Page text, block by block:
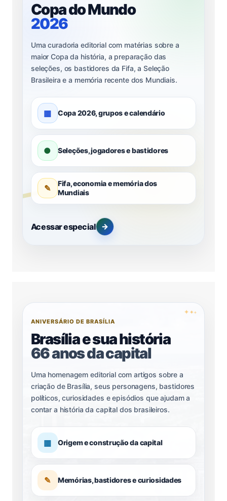
Copa do Mundo
2026
Uma curadoria editorial com matérias sobre a
maior Copa da história, a preparação das
seleções, os bastidores da Fifa, a Seleção
Brasileira e a memória recente dos Mundiais.
▦ Copa 2026, grupos e calendário
● Seleções, jogadores e bastidores
✎
Fifa, economia e memória dos
Mundiais
Acessar especial →
✦ ✦✦
ANIVERSÁRIO DE BRASÍLIA
Brasília e sua história
66 anos da capital
Uma homenagem editorial com artigos sobre a
criação de Brasília, seus personagens, bastidores
políticos, curiosidades e episódios que ajudam a
contar a história da capital dos brasileiros.
▦ Origem e construção da capital
✎ Memórias, bastidores e curiosidades